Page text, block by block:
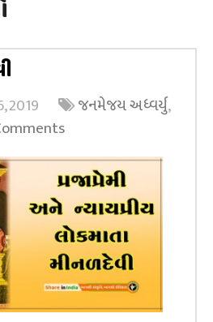
2019 જનમેજય અધ્વર્યુ,